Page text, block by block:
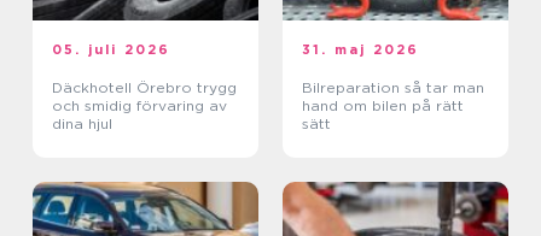
05. juli 2026
Däckhotell Örebro trygg
och smidig förvaring av
dina hjul
31. maj 2026
Bilreparation så tar man
hand om bilen på rätt
sätt